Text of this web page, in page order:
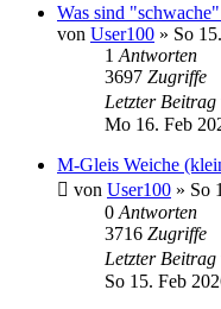
Was sind
von User100 » So
1 Antworten
3697 Zugriffe
Letzter Beitrag
Mo 16. Feb
M-Gleis Weiche
von User100 » So
0 Antworten
3716 Zugriffe
Letzter Beitrag
So 15. Feb